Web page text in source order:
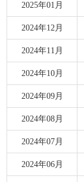
2025年01月
2024年12月
2024年11月
2024年10月
2024年09月
2024年08月
2024年07月
2024年06月